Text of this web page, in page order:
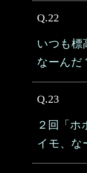
Q.22
いつも標
なーんだ
Q.23
２回「ホ
イモ、な